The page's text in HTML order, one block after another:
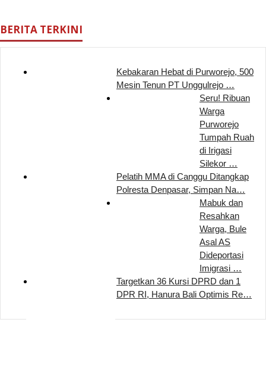
BERITA TERKINI
Kebakaran Hebat di Purworejo, 500
Mesin Tenun PT Unggulrejo …
Seru! Ribuan
Warga
Purworejo
Tumpah Ruah
di Irigasi
Silekor …
Pelatih MMA di Canggu Ditangkap
Polresta Denpasar, Simpan Na…
Mabuk dan
Resahkan
Warga, Bule
Asal AS
Dideportasi
Imigrasi …
Targetkan 36 Kursi DPRD dan 1
DPR RI, Hanura Bali Optimis Re…